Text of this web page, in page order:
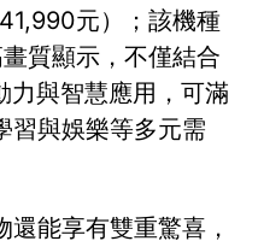
元）；該機種
質顯示，不僅結合
力與智慧應用，可滿
習與娛樂等多元需
能享有雙重驚喜，